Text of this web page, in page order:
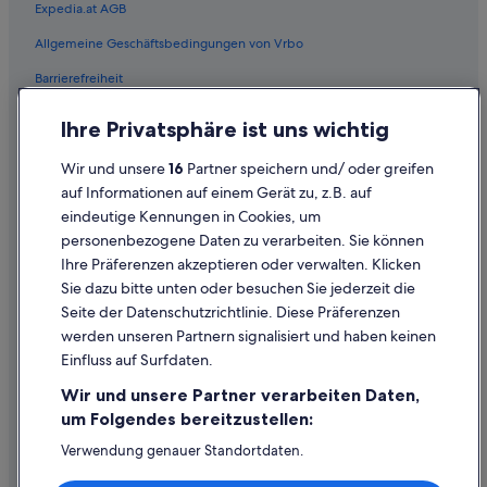
Strand in Trogir
All-Inclusive- in Tucepi
All-Inclusive- in Umag
Hotels mit Casino in Umag
Hotels mit Frühstück in Umag
Strand in Umag
Golf in Zadar
Strand in Dubrovnik-Neretva
All-Inclusive- in Istrien
Strand in Istrien
Istrien: Hotels
Expedia.at AGB
Allgemeine Geschäftsbedingungen von Vrbo
Barrierefreiheit
Rechtliche Hinweise/Kontakt
Inhaltsrichtlinien und Melden von Inhalten
Hilfe
Hilfe
Rückerstattungsprozess und Zeitrahmen
Buchen Sie einen Flug mit einer Gutschrift bei der Fluggesellschaft
Internationale Reisedokumente
Ihre Privatsphäre ist uns wichtig
Wir und unsere16 Partner speichern und/ oder greifen
auf Informationen auf einem Gerät zu, z.B. auf
eindeutige Kennungen in Cookies, um
personenbezogene Daten zu verarbeiten. Sie können
Ihre Präferenzen akzeptieren oder verwalten. Klicken
Sie dazu bitte unten oder besuchen Sie jederzeit die
Seite der Datenschutzrichtlinie. Diese Präferenzen
werden unseren Partnern signalisiert und haben keinen
Einfluss auf Surfdaten.
Wir und unsere Partner verarbeiten Daten,
um Folgendes bereitzustellen:
Verwendung genauer Standortdaten.